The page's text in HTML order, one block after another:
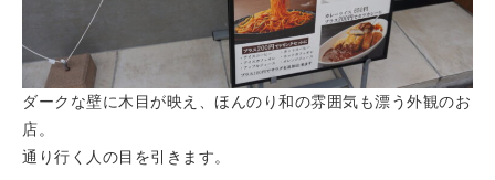
ダークな壁に木目が映え、ほんのり和の雰囲気も漂う外観のお
店。
通り行く人の目を引きます。